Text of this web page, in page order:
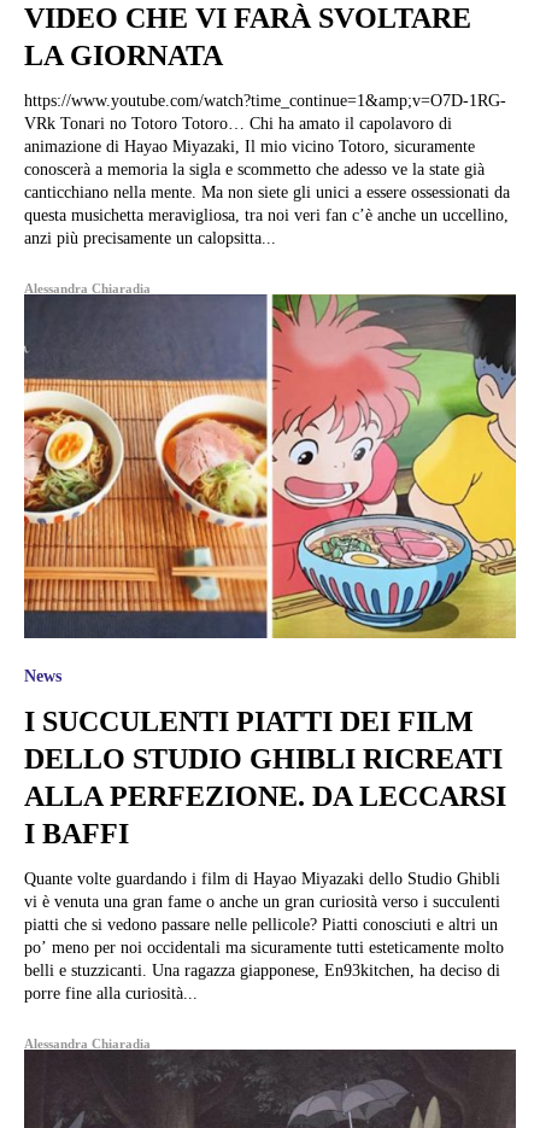
VIDEO CHE VI FARÀ SVOLTARE
LA GIORNATA
https://www.youtube.com/watch?time_continue=1&amp;v=O7D-1RG-
VRk Tonari no Totoro Totoro… Chi ha amato il capolavoro di
animazione di Hayao Miyazaki, Il mio vicino Totoro, sicuramente
conoscerà a memoria la sigla e scommetto che adesso ve la state già
canticchiano nella mente. Ma non siete gli unici a essere ossessionati da
questa musichetta meravigliosa, tra noi veri fan c’è anche un uccellino,
anzi più precisamente un calopsitta...
Alessandra Chiaradia
News
I SUCCULENTI PIATTI DEI FILM
DELLO STUDIO GHIBLI RICREATI
ALLA PERFEZIONE. DA LECCARSI
I BAFFI
Quante volte guardando i film di Hayao Miyazaki dello Studio Ghibli
vi è venuta una gran fame o anche un gran curiosità verso i succulenti
piatti che si vedono passare nelle pellicole? Piatti conosciuti e altri un
po’ meno per noi occidentali ma sicuramente tutti esteticamente molto
belli e stuzzicanti. Una ragazza giapponese, En93kitchen, ha deciso di
porre fine alla curiosità...
Alessandra Chiaradia